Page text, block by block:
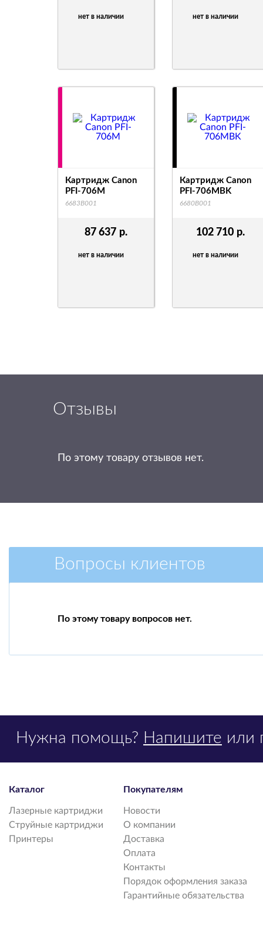
нет в наличии нет в наличии
87 637 р.
нет в наличии
Картридж Canon
PFI-706M
6683B001
102 710 р.
нет в наличии
Картридж Canon
PFI-706MBK
6680B001
Отзывы
По этому товару отзывов нет.
Вопросы клиентов
По этому товару вопросов нет.
Нужна помощь? Напишите или
Каталог
Лазерные картриджи
Струйные картриджи
Принтеры
Покупателям
Новости
О компании
Доставка
Оплата
Контакты
Порядок оформления заказа
Гарантийные обязательства